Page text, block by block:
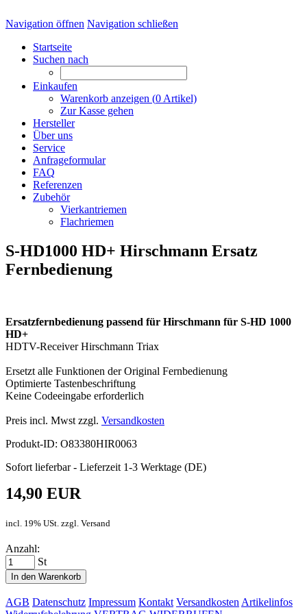
Navigation öffnen Navigation schließen
Startseite
Suchen nach
Einkaufen
Warenkorb anzeigen (0 Artikel)
Zur Kasse gehen
Hersteller
Über uns
Service
Anfrageformular
FAQ
Referenzen
Zubehör
Vierkantriemen
Flachriemen
S-HD1000 HD+ Hirschmann Ersatz
Fernbedienung
Ersatzfernbedienung passend für Hirschmann für S-HD 1000
HD+
HDTV-Receiver Hirschmann Triax
Ersetzt alle Funktionen der Original Fernbedienung
Optimierte Tastenbeschriftung
Keine Codeeingabe erforderlich
Preis incl. Mwst zzgl. Versandkosten
Produkt-ID: O83380HIR0063
Sofort lieferbar - Lieferzeit 1-3 Werktage (DE)
14,90 EUR
incl. 19% USt. zzgl. Versand
Anzahl:
St
In den Warenkorb
AGB Datenschutz Impressum Kontakt Versandkosten Artikelinfos